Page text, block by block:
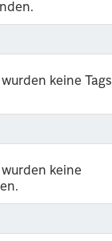
keine Tags
wurden keine